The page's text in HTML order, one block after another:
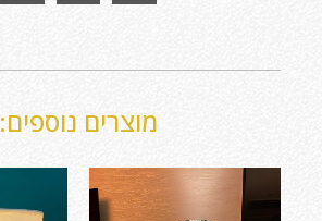
מוצרים נוספים: